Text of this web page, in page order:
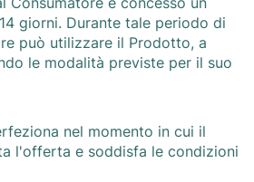
giorni. Durante tale periodo di
può utilizzare il Prodotto, a
le modalità previste per il suo
nel momento in cui il
l'offerta e soddisfa le condizioni